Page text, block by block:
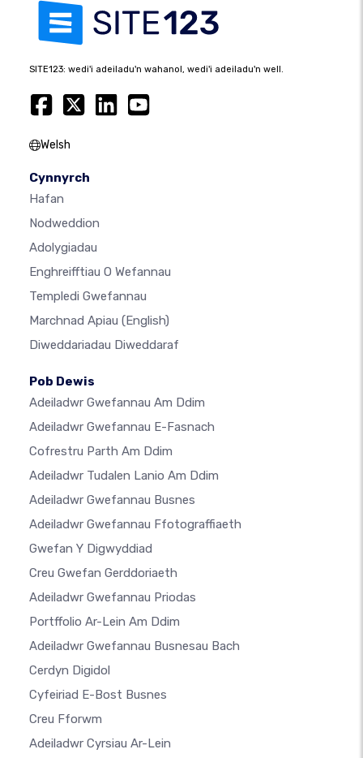
SITE123: wedi'i adeiladu'n wahanol, wedi'i adeiladu'n well.
Welsh
Cynnyrch
Hafan
Nodweddion
Adolygiadau
Enghreifftiau O Wefannau
Templedi Gwefannau
Marchnad Apiau (English)
Diweddariadau Diweddaraf
Pob Dewis
Adeiladwr Gwefannau Am Ddim
Adeiladwr Gwefannau E-Fasnach
Cofrestru Parth Am Ddim
Adeiladwr Tudalen Lanio Am Ddim
Adeiladwr Gwefannau Busnes
Adeiladwr Gwefannau Ffotograffiaeth
Gwefan Y Digwyddiad
Creu Gwefan Gerddoriaeth
Adeiladwr Gwefannau Priodas
Portffolio Ar-Lein Am Ddim
Adeiladwr Gwefannau Busnesau Bach
Cerdyn Digidol
Cyfeiriad E-Bost Busnes
Creu Fforwm
Adeiladwr Cyrsiau Ar-Lein